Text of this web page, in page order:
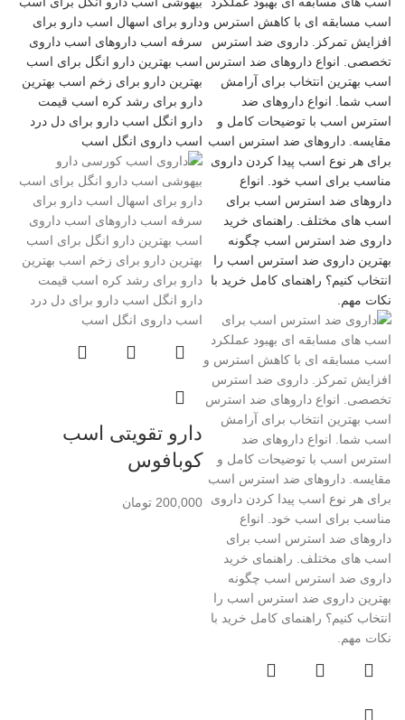
دارو تقویتی اسب
کوبافوس
200,000 تومان